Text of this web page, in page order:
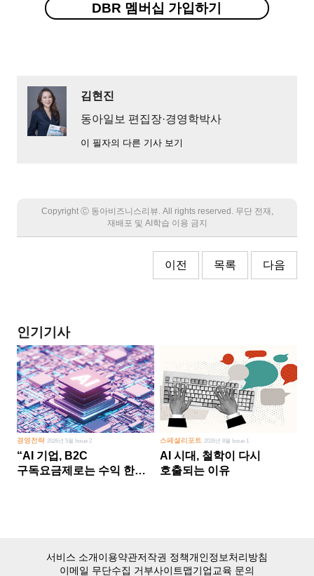
DBR 멤버십 가입하기
김현진
동아일보 편집장·경영학박사
이 필자의 다른 기사 보기
Copyright Ⓒ 동아비즈니스리뷰. All rights reserved. 무단 전재,
재배포 및 AI학습 이용 금지
이전 목록 다음
인기기사
경영전략 2026년 5월 Issue 2
“AI 기업, B2C
구독요금제로는 수익 한계
스페셜리포트 2026년 8월 Issue 1
AI 시대, 철학이 다시
호출되는 이유
서비스 소개이용약관저작권 정책개인정보처리방침
이메일 무단수집 거부사이트맵기업교육 문의